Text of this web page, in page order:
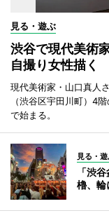
見る・遊ぶ
渋谷で現代美術
自撮り女性描く
現代美術家・山口真人
（渋谷区宇田川町）4
で始まる。
見る・
「渋
櫓、輪